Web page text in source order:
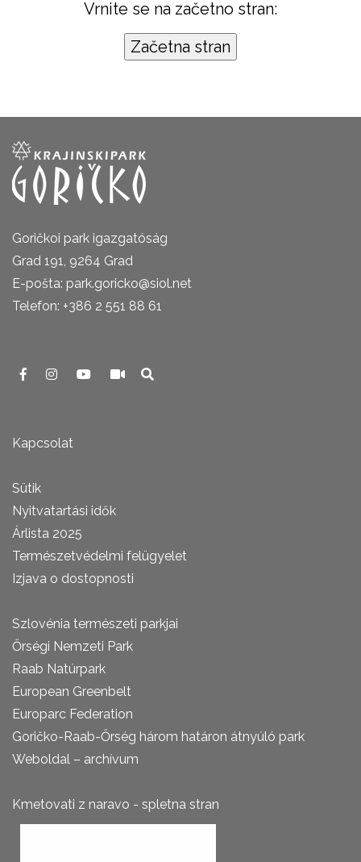
Vrnite se na začetno stran:
Goričkoi park igazgatóság
Grad 191, 9264 Grad
E-pošta: park.goricko@siol.net
Telefon: +386 2 551 88 61
Kapcsolat
Sütik
Nyitvatartási idők
Árlista 2025
Természetvédelmi felügyelet
Izjava o dostopnosti
Szlovénia természeti parkjai
Őrségi Nemzeti Park
Raab Natúrpark
European Greenbelt
Europarc Federation
Goričko-Raab-Őrség három határon átnyúló park
Weboldal – archívum
Kmetovati z naravo - spletna stran